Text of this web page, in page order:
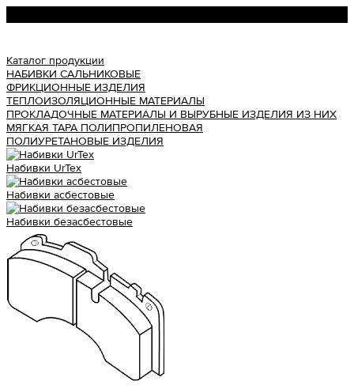
Каталог продукции
НАБИВКИ САЛЬНИКОВЫЕ
ФРИКЦИОННЫЕ ИЗДЕЛИЯ
ТЕПЛОИЗОЛЯЦИОННЫЕ МАТЕРИАЛЫ
ПРОКЛАДОЧНЫЕ МАТЕРИАЛЫ И ВЫРУБНЫЕ ИЗДЕЛИЯ ИЗ НИХ
МЯГКАЯ ТАРА ПОЛИПРОПИЛЕНОВАЯ
ПОЛИУРЕТАНОВЫЕ ИЗДЕЛИЯ
Набивки UrTex
Набивки асбестовые
Набивки безасбестовые